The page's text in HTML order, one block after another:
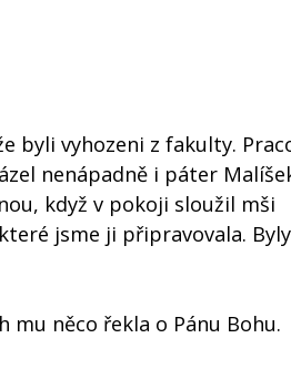
byli vyhozeni z fakulty.
nenápadně i páter
když v pokoji sloužil mši
jsme ji připravovala.
mu něco řekla o Pánu Bohu.